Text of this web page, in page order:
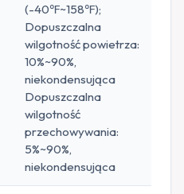
(-40℉~158℉);
Dopuszczalna
wilgotność powietrza:
10%~90%,
niekondensująca
Dopuszczalna
wilgotność
przechowywania:
5%~90%,
niekondensująca